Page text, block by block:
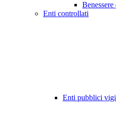
Enti controllati
Enti pubblici